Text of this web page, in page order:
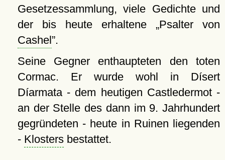
Gesetzessammlung, viele Gedichte und
der bis heute erhaltene
Psalter von
Cashel .
Seine Gegner enthaupteten den toten
Cormac. Er wurde wohl in Dísert
Díarmata - dem heutigen Castledermot -
an der Stelle des dann im 9. Jahrhundert
gegründeten - heute in Ruinen liegenden
- Klostersbestattet.